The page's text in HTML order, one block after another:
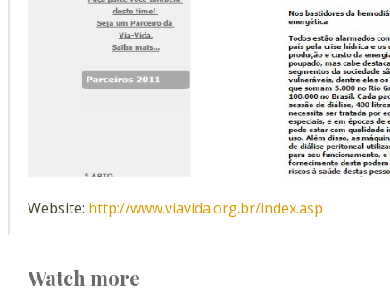
Website: http://www.viavida.org.br/index.asp
Watch more